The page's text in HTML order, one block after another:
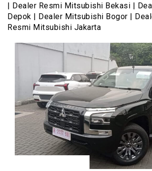
| Dealer Resmi Mitsubishi Bekasi |
Depok | Dealer Mitsubishi Bogor |
Resmi Mitsubishi Jakarta